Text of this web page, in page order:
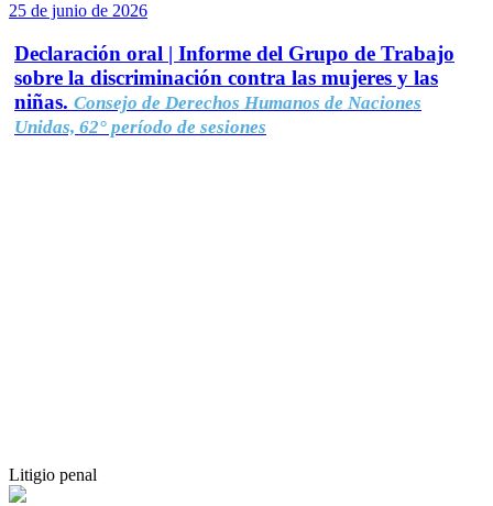
25 de junio de 2026
Declaración oral | Informe del Grupo de Trabajo
sobre la discriminación contra las mujeres y las
niñas. Consejo de Derechos Humanos de Naciones
Unidas, 62° período de sesiones
Litigio penal